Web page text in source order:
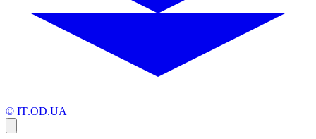
© IT.OD.UA